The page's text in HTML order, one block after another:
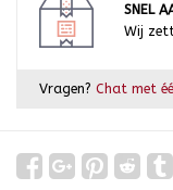
SNEL
Wij
Vragen? Chat met